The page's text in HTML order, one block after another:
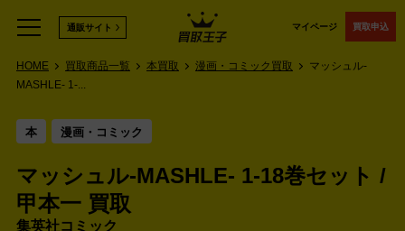
マイページ 買取申込
通販サイト
HOME 買取商品一覧 本買取 漫画・コミック買取
マッシュル-
MASHLE- 1-...
本 漫画・コミック
マッシュル-MASHLE- 1-18巻セット /
甲本一 買取
集英社コミック